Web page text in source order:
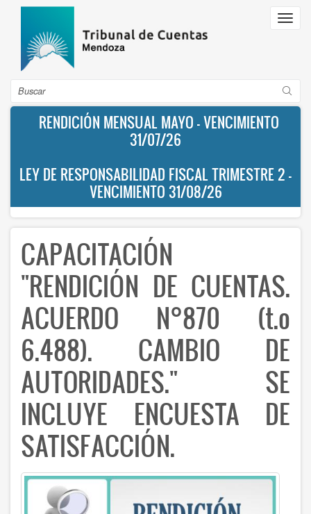
Pasar
contenido
principal
Buscar
RENDICIÓN MENSUAL MAYO - VENCIMIENTO
31/07/26
LEY DE RESPONSABILIDAD FISCAL TRIMESTRE 2 -
VENCIMIENTO 31/08/26
CAPACITACIÓN
"RENDICIÓN DE CUENTAS.
ACUERDO N°870 (t.o
6.488). CAMBIO DE
AUTORIDADES." SE
INCLUYE ENCUESTA DE
SATISFACCIÓN.